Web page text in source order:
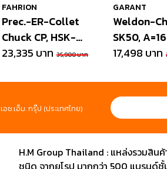
FAHRION
Prec.-ER-Collet
Chuck CP, HSK-
A100 A=100
23,335 บาท 35,900 บาท
GARANT
Weldon-
SK50,
s/n
17,498 บาท
ช.เอ็ม. กรุ๊ป (ประเทศไทย)
H.M Group Thailand : แหล่งรวมสิน
ชนิด จากยุโรป มากกว่า 500 แบรนด์ชั้